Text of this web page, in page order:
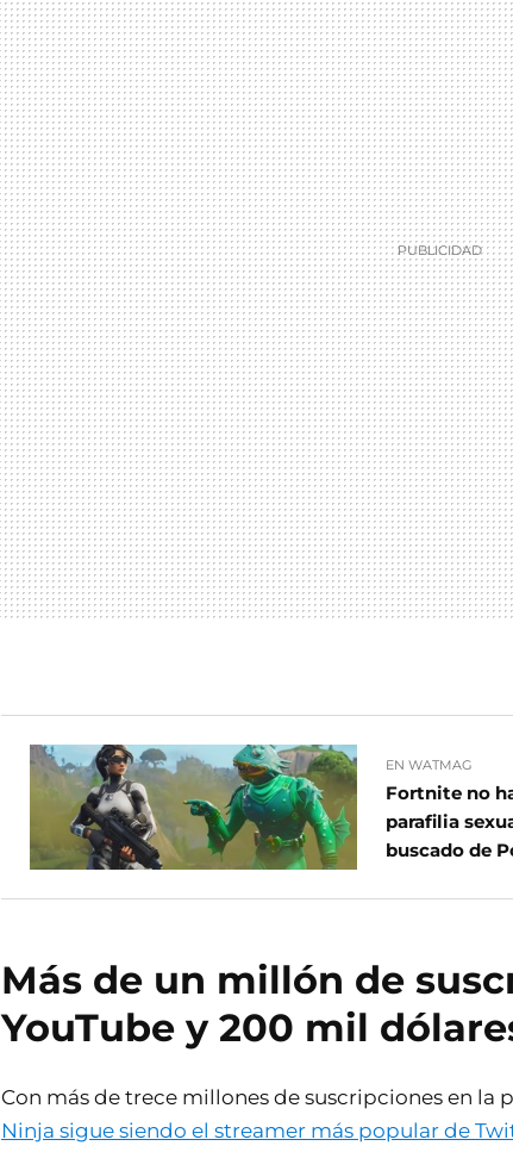
EN WATMAG
Fortnite no
parafilia
buscado de
Más de un millón de
YouTube y 200 mil
Con más de trece millones de suscripciones en
Ninja sigue siendo el streamer más popular de